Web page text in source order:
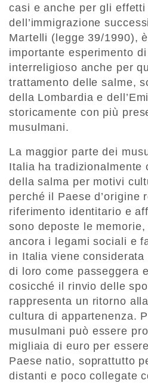
casi e anche per gli effetti
dell’immigrazione
Martelli (legge 39/1990),
importante esperimento
interreligioso anche per
trattamento delle salme,
della Lombardia e
storicamente con più
musulmani.
La maggior parte dei
Italia ha tradizionalmente
della salma per motivi
perché il Paese d’origine
riferimento identitario e
sono deposte le
ancora i legami sociali e
in Italia viene
di loro come passeggera
cosicché il rinvio delle
rappresenta un ritorno
cultura di appartenenza.
musulmani può essere
migliaia di euro per
Paese natio, soprattutto
distanti e poco collegate